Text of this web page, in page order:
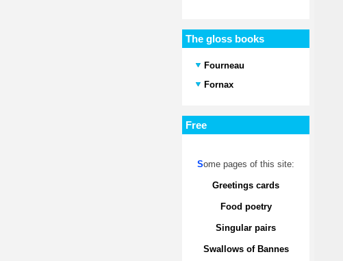
The gloss books
Fourneau
Fornax
Free
Some pages of this site:
Greetings cards
Food poetry
Singular pairs
Swallows of Bannes